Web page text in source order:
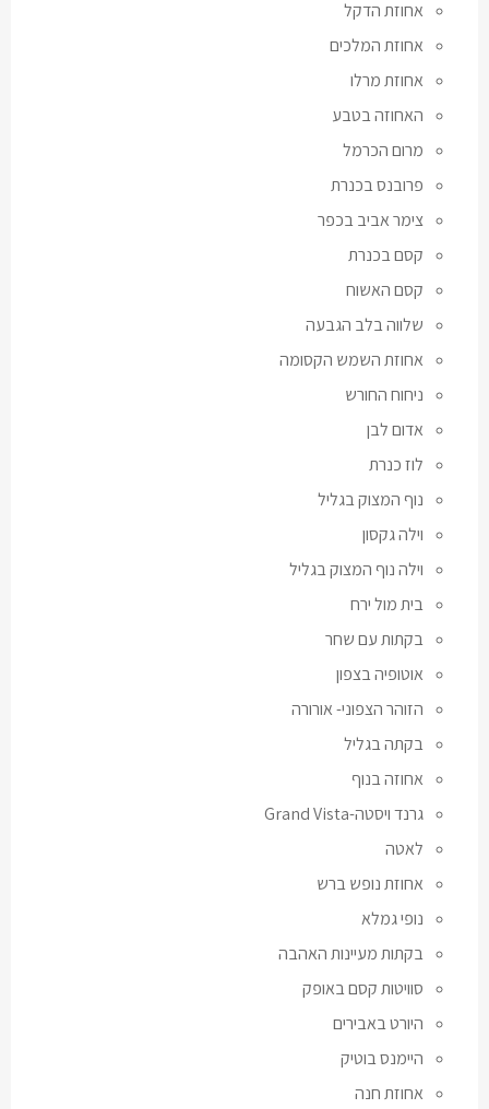
אחוזת הדקל
אחוזת המלכים
אחוזת מרלו
האחוזה בטבע
מרום הכרמל
פרובנס בכנרת
צימר אביב בכפר
קסם בכנרת
קסם האשוח
שלווה בלב הגבעה
אחוזת השמש הקסומה
ניחוח החורש
אדום לבן
לוז כנרת
נוף המצוק בגליל
וילה גקסון
וילה נוף המצוק בגליל
בית מול ירח
בקתות עם שחר
אוטופיה בצפון
הזוהר הצפוני- אורורה
בקתה בגליל
אחוזה בנוף
גרנד ויסטה-Grand Vista
לאטה
אחוזת נופש ברש
נופי גמלא
בקתות מעיינות האהבה
סוויטות קסם באופק
היורט באבירים
היימנס בוטיק
אחוזת חנה